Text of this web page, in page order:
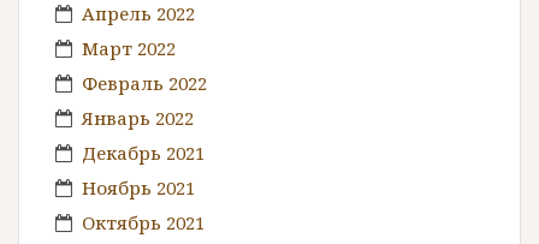
Апрель 2022
Март 2022
Февраль 2022
Январь 2022
Декабрь 2021
Ноябрь 2021
Октябрь 2021